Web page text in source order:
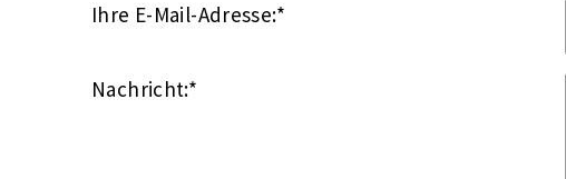
Ihre E-Mail-Adresse:*
Nachricht:*